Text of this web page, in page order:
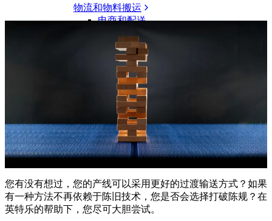
物流和物料搬运
电商和配送
轮胎和汽车
轮胎
汽车领域
新能源汽车动力电池
您有没有想过，您的产线可以采用更好的过渡输送方式？如果
有一种方法不再依赖于陈旧技术，您是否会选择打破陈规？在
英特乐的帮助下，您尽可大胆尝试。